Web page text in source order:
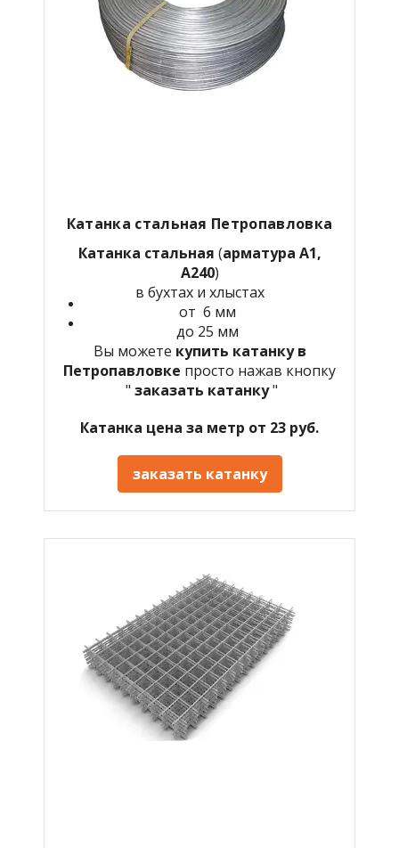
Катанка стальная Петропавловка
Катанка стальная (арматура А1,
А240)
в бухтах и хлыстах
от 6 мм
до 25 мм
Вы можете купить катанку в
Петропавловке просто нажав кнопку
" заказать катанку"
Катанка цена за метр от 23 руб.
заказать катанку